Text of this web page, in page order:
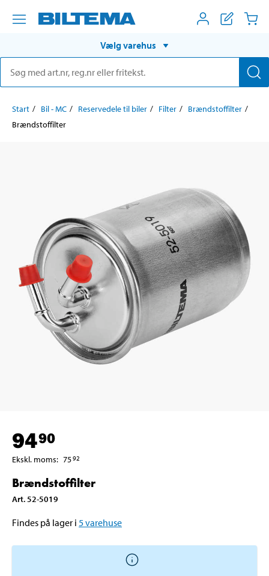
Vælg varehus
Start Bil - MC Reservedele til biler Filter
Brændstoffilter
Brændstoffilter
9490
Ekskl. moms: 7592
Brændstoffilter
Art. 52-5019
Findes på lager i 5varehuse